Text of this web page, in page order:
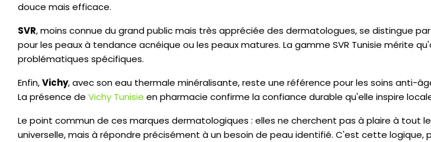
douce mais efficace.
SVR, moins connue du grand public mais très appréciée des dermatologues, se distingue
pour les peaux à tendance acnéique ou les peaux matures. La gamme SVR Tunisie mérite
problématiques spécifiques.
Enfin,Vichy, avec son eau thermale minéralisante, reste une référence pour les soins anti-
La présence de Vichy Tunisie en pharmacie confirme la confiance durable qu'elle inspire
Le point commun de ces marques dermatologiques : elles ne cherchent pas à plaire à tout
universelle, mais à répondre précisément à un besoin de peau identifié. C'est cette logique,